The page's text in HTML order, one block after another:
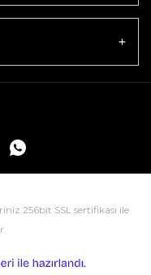
256bit SSL sertifikası ile
e-